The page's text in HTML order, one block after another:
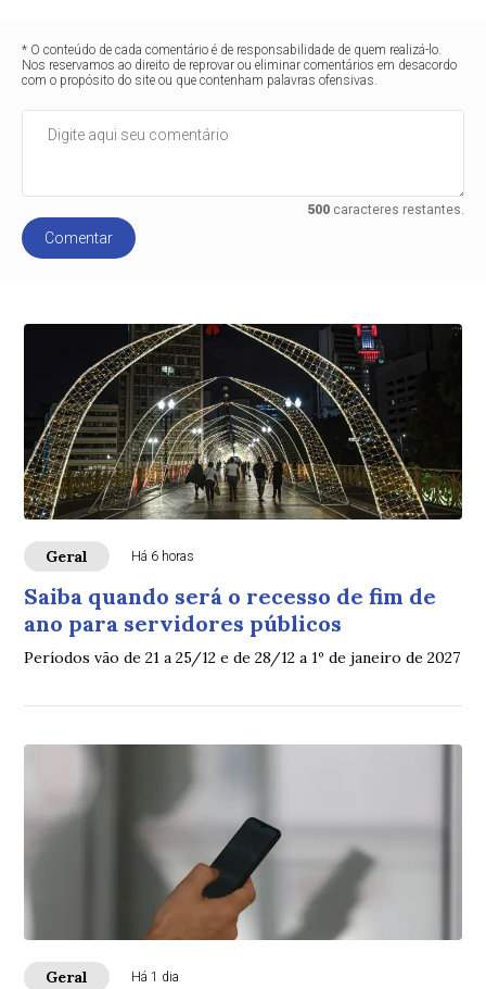
* O conteúdo de cada comentário é de responsabilidade de quem realizá-lo.
Nos reservamos ao direito de reprovar ou eliminar comentários em desacordo
com o propósito do site ou que contenham palavras ofensivas.
500caracteres restantes.
Comentar
Geral Há 6 horas
Saiba quando será o recesso de fim de
ano para servidores públicos
Períodos vão de 21 a 25/12 e de 28/12 a 1º de janeiro de 2027
Geral Há 1 dia